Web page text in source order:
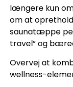
længere kun
om at
saunatæppe
travel” og
Overvej at
wellness-